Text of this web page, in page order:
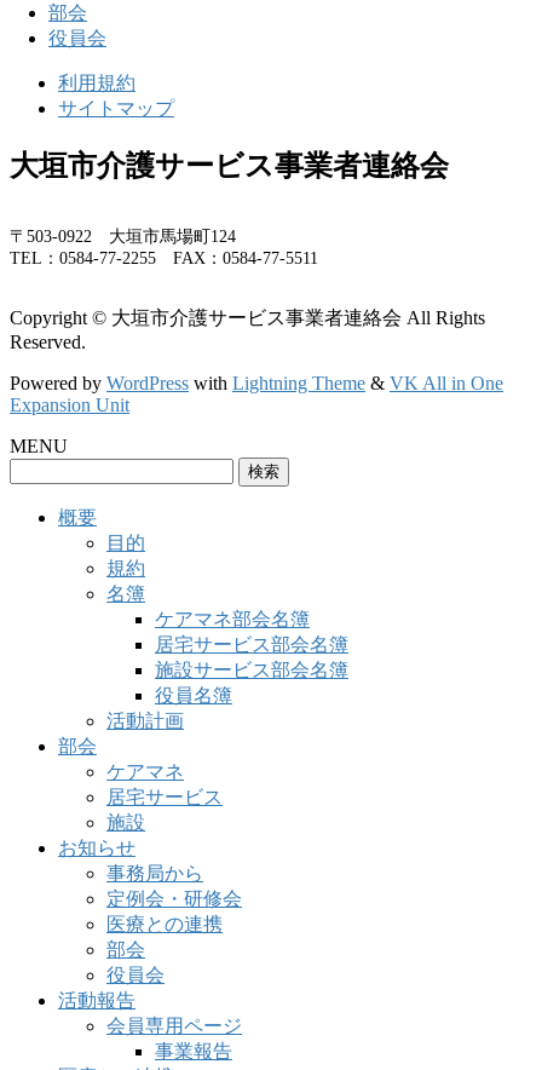
部会
役員会
利用規約
サイトマップ
大垣市介護サービス事業者連絡会
〒503-0922 大垣市馬場町124
TEL：0584-77-2255 FAX：0584-77-5511
Copyright © 大垣市介護サービス事業者連絡会 All Rights
Reserved.
Powered by WordPress with Lightning Theme & VK All in One
Expansion Unit
MENU
概要
目的
規約
名簿
ケアマネ部会名簿
居宅サービス部会名簿
施設サービス部会名簿
役員名簿
活動計画
部会
ケアマネ
居宅サービス
施設
お知らせ
事務局から
定例会・研修会
医療との連携
部会
役員会
活動報告
会員専用ページ
事業報告